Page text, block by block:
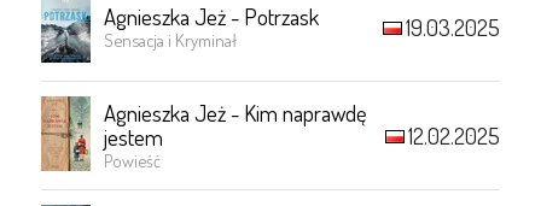
Agnieszka Jeż - Potrzask
Sensacja i Kryminał 19.03.2025
Agnieszka Jeż - Kim naprawdę
jestem
Powieść
12.02.2025